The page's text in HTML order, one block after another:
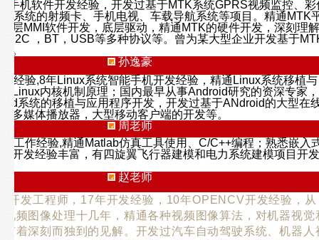
手机软件开发经验，开发过基于MTK系统GPRS视频监控、彩
系统的射频卡、手机电视、车载导航系统等项目。精通MTK
层MMI软件开发，底层驱动，精通MTK的硬件开发，深刻理解
I2C ，BT，USB等多种协议等。曾为某大型企业开发基于
。
孙逸豪
经验,8年Linux系统智能手机开发经验，精通Linux系统移植与
Linux内核机制原理；国内最早从事Android研究的资深专家，
系统的移植与应用程序开发，开发过基于ANdroid的大型在
多媒体播放器，大型移动客户端的开发等。
周老师
工作经验,精通Matlab仿真工具使用、C/C++编程；熟悉嵌入
开发经验丰富，有四旋翼飞行器建模和电力系统建模项目开发
赵老师
开发工程师，17年开发经验，10年OPENCV开发经验，从
视频图像处理十几年，精通各种视频图像算法，对机器视觉
有着深刻而独到的见解。开发过汽车自动驾驶系统、机器人